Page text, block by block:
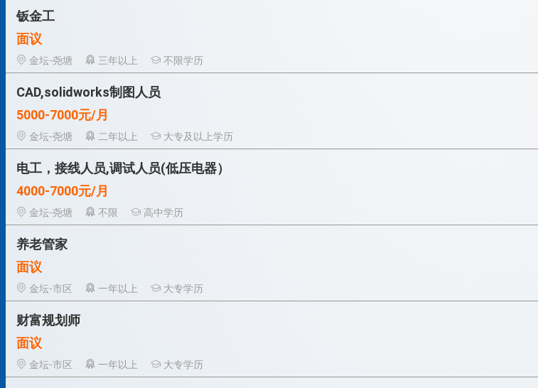
钣金工
面议
金坛-尧塘
三年以上 不限学历
CAD,solidworks制图人员
5000-7000元/月
金坛-尧塘
二年以上 大专及以上学历
电工，接线人员,调试人员(低压电器）
4000-7000元/月
金坛-尧塘
不限 高中学历
养老管家
面议
金坛-市区
一年以上 大专学历
财富规划师
面议
金坛-市区
一年以上 大专学历